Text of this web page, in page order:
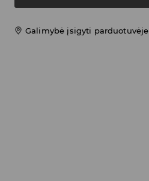
Galimybė įsigyti parduotuvėje